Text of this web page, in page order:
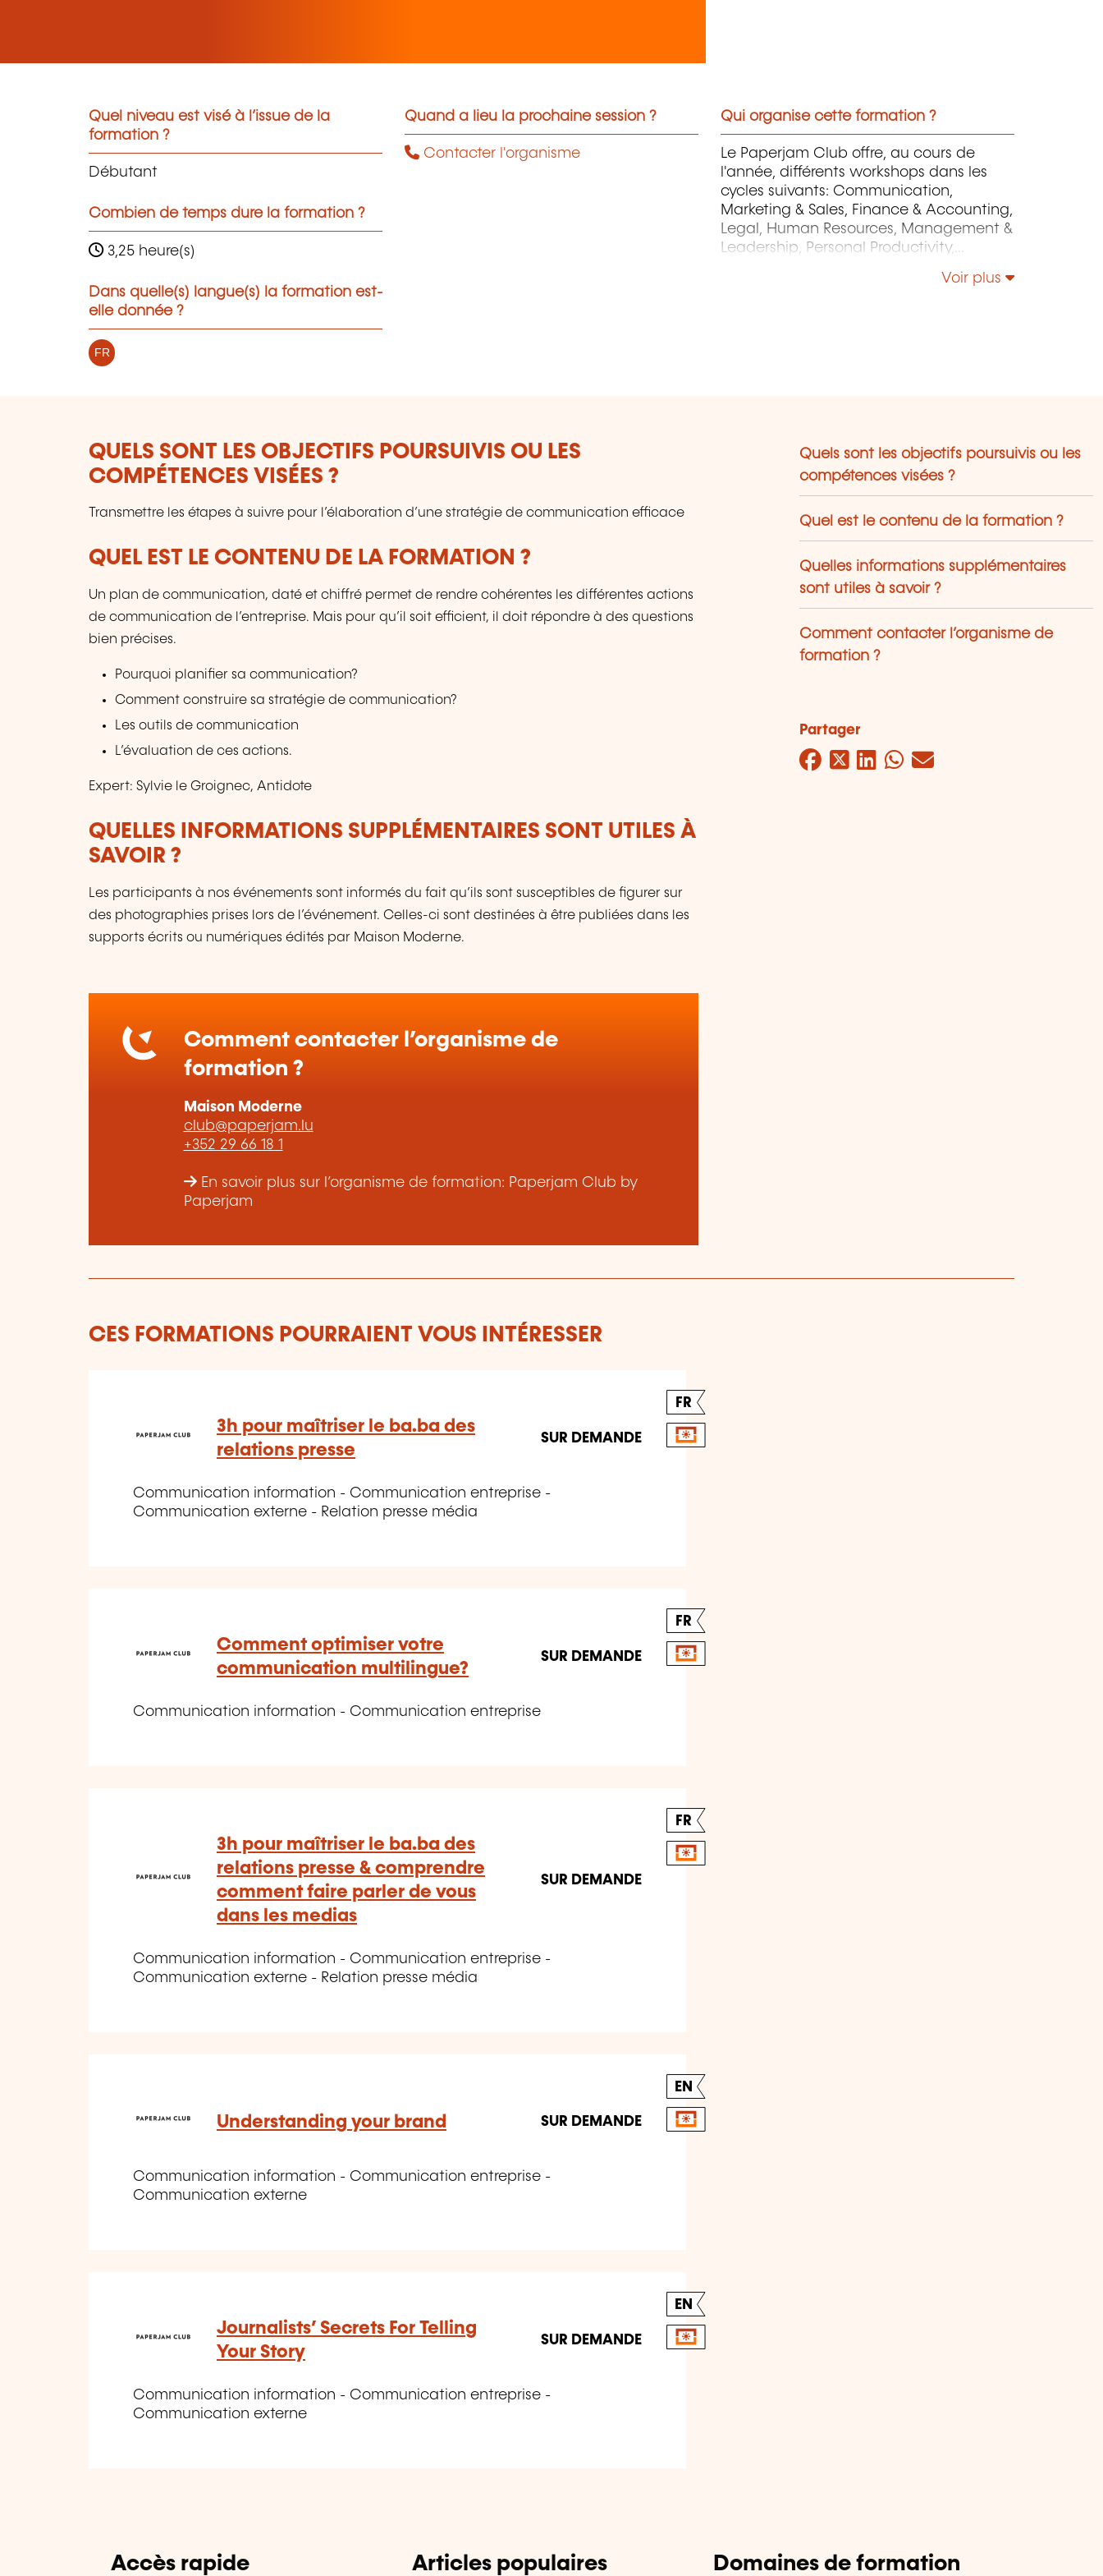
Quel niveau est visé à l’issue de la
formation ?
Débutant
Combien de temps dure la formation ?
3,25 heure(s)
Dans quelle(s) langue(s) la formation est-
elle donnée ?
FR
Quand a lieu la prochaine session ?
Contacter l'organisme
Qui organise cette formation ?
Le Paperjam Club offre, au cours de
l'année, différents workshops dans les
cycles suivants: Communication,
Marketing & Sales, Finance & Accounting,
Legal, Human Resources, Management &
Leadership, Personal Productivity,
Voir plus
QUELS SONT LES OBJECTIFS POURSUIVIS OU LES
COMPÉTENCES VISÉES ?
Transmettre les étapes à suivre pour l’élaboration d’une stratégie de communication efficace
QUEL EST LE CONTENU DE LA FORMATION ?
Un plan de communication, daté et chiffré permet de rendre cohérentes les différentes actions
de communication de l’entreprise. Mais pour qu’il soit efficient, il doit répondre à des questions
bien précises.
Pourquoi planifier sa communication?
Comment construire sa stratégie de communication?
Les outils de communication
L’évaluation de ces actions.
Expert: Sylvie le Groignec, Antidote
QUELLES INFORMATIONS SUPPLÉMENTAIRES SONT UTILES À
SAVOIR ?
Les participants à nos événements sont informés du fait qu’ils sont susceptibles de figurer sur
des photographies prises lors de l’événement. Celles-ci sont destinées à être publiées dans les
supports écrits ou numériques édités par Maison Moderne.
Comment contacter l’organisme de
formation ?
Maison Moderne
club@paperjam.lu
+352 29 66 18 1
En savoir plus sur l’organisme de formation: Paperjam Club by
Paperjam
Quels sont les objectifs poursuivis ou les
compétences visées ?
Quel est le contenu de la formation ?
Quelles informations supplémentaires
sont utiles à savoir ?
Comment contacter l’organisme de
formation ?
Partager
Facebook
Twitter
LinkedIn
WhatsApp
Mail
CES FORMATIONS POURRAIENT VOUS INTÉRESSER
FR
3h pour maîtriser le ba.ba des
relations presse
SUR DEMANDE
Communication information - Communication entreprise -
Communication externe - Relation presse média
FR
Comment optimiser votre
communication multilingue?
SUR DEMANDE
Communication information - Communication entreprise
FR
3h pour maîtriser le ba.ba des
relations presse & comprendre
comment faire parler de vous
dans les medias
SUR DEMANDE
Communication information - Communication entreprise -
Communication externe - Relation presse média
EN
Understanding your brand SUR DEMANDE
Communication information - Communication entreprise -
Communication externe
EN
Journalists’ Secrets For Telling
Your Story
SUR DEMANDE
Communication information - Communication entreprise -
Communication externe
Accès rapide Articles populaires Domaines de formation